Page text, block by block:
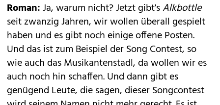
Roman:Ja, warum nicht? Jetzt gibt'sAlkbottle
seit zwanzig Jahren, wir wollen überall gespielt
haben und es gibt noch einige offene Posten.
Und das ist zum Beispiel der Song Contest, so
wie auch das Musikantenstadl, da wollen wir es
auch noch hin schaffen. Und dann gibt es
genügend Leute, die sagen, dieser Songcontest